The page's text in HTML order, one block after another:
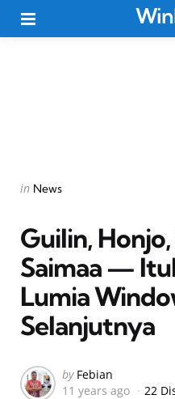
Categories
Posted
in News
Guilin,
Saimaa —
Lumia
Selanjutnya
Posted
by
by Febian
11 years ago
22